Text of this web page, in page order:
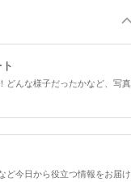
どんな様子だったかなど、写真
ど今日から役立つ情報をお届け